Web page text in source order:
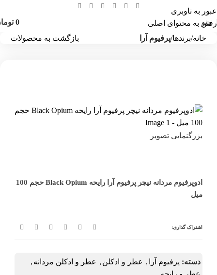
عبور به ناوبری
رفتن به محتوای اصلی
منو 0
خانه برندها پرفیوم آرا بازگشت به محصولات
بزرگنمایی تصویر
ادوپرفیوم مردانه نیچر پرفیوم آرا رایحه Black Opium حجم 100
میل
اشتراک گذاری:
دسته: پرفیوم آرا , عطر و ادکلن , عطر و ادکلن مردانه ,